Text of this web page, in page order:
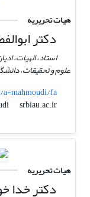
هیات تحریریه
دکتر
استاد، الهیات،
علوم و تحقیقات،
mahmoudi/fa
a.mahmoudi
srbiau.ac.ir
هیات تحریریه
دکتر خدا